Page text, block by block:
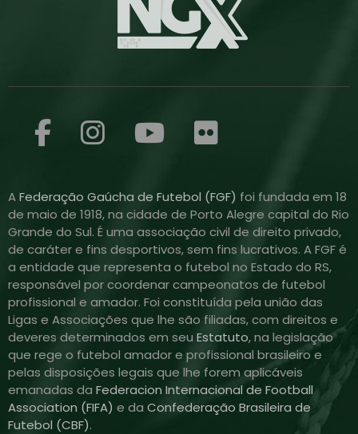
AFederação Gaúcha de Futebol (FGF) foi fundada em 18
de maio de 1918, na cidade de Porto Alegre capital do Rio
Grande do Sul. É uma associação civil de direito privado,
de caráter e fins desportivos, sem fins lucrativos. A FGF é
a entidade que representa o futebol no Estado do RS,
responsável por coordenar campeonatos de futebol
profissional e amador. Foi constituída pela união das
Ligas e Associações que lhe são filiadas, com direitos e
deveres determinados em seu Estatuto, na legislação
que rege o futebol amador e profissional brasileiro e
pelas disposições legais que lhe forem aplicáveis
emanadas da Federacion Internacional de Football
Association (FIFA) e da Confederação Brasileira de
Futebol (CBF).